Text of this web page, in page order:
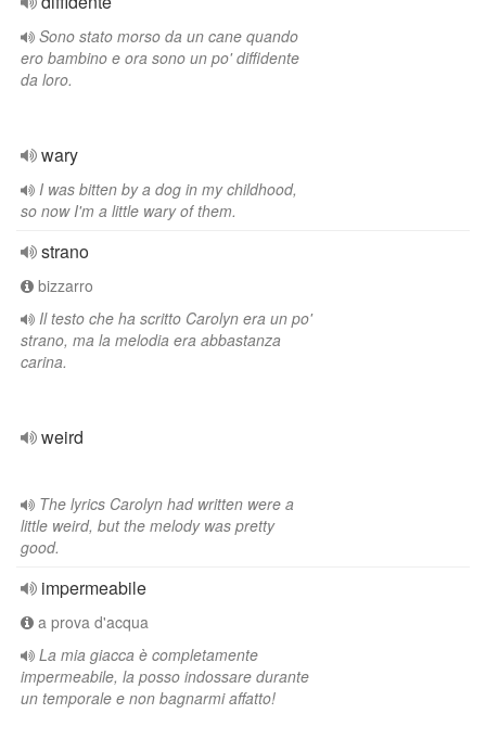
Sono stato morso da un cane quando
ero bambino e ora sono un po' diffidente
da loro.
wary
I was bitten by a dog in my childhood,
so now I'm a little wary of them.
strano
bizzarro
Il testo che ha scritto Carolyn era un po'
strano, ma la melodia era abbastanza
carina.
weird
The lyrics Carolyn had written were a
little weird, but the melody was pretty
good.
impermeabile
a prova d'acqua
La mia giacca è completamente
impermeabile, la posso indossare durante
un temporale e non bagnarmi affatto!